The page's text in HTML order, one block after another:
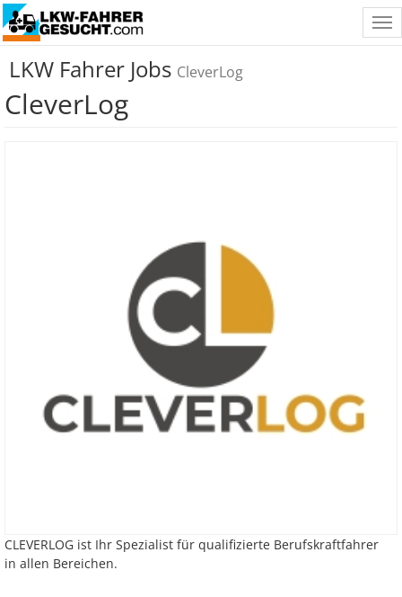
LKW Fahrer Jobs CleverLog
CleverLog
CLEVERLOG ist Ihr Spezialist für qualifizierte Berufskraftfahrer
in allen Bereichen.